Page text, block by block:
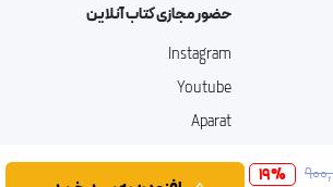
19%
حضور مجازی کتاب آنلاین
Instagram
Youtube
Aparat